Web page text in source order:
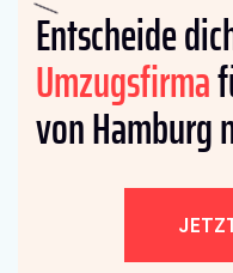
Entscheide
Umzugsfirma
von Hamburg